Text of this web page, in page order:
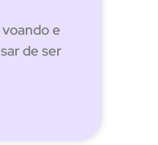
e
de ser